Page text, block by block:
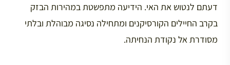
דעתם לנטוש את האי. הידיעה מתפשטת במהירות הבזק
בקרב החיילים הקורסיקנים ומתחילה נסיגה מבוהלת ובלתי
מסודרת אל נקודת הנחיתה.